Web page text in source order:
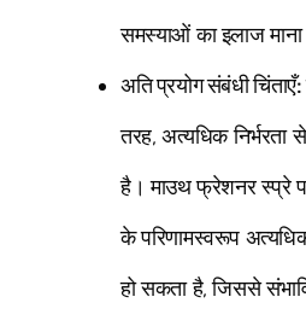
समस्याओं का इलाज
अति प्रयोग संबंधी चिंताएँ:
तरह, अत्यधिक निर्भरता
है। माउथ फ्रेशनर स्प्रे पर
के परिणामस्वरूप
हो सकता है, जिससे